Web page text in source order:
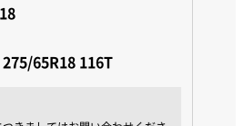
275/65R18 116T